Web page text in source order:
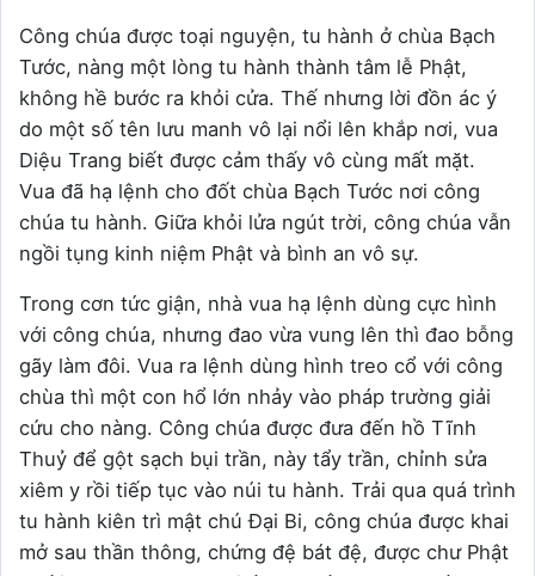
Công chúa được toại nguyện, tu hành ở chùa Bạch
Tước, nàng một lòng tu hành thành tâm lễ Phật,
không hề bước ra khỏi cửa. Thế nhưng lời đồn ác ý
do một số tên lưu manh vô lại nổi lên khắp nơi, vua
Diệu Trang biết được cảm thấy vô cùng mất mặt.
Vua đã hạ lệnh cho đốt chùa Bạch Tước nơi công
chúa tu hành. Giữa khỏi lửa ngút trời, công chúa vẫn
ngồi tụng kinh niệm Phật và bình an vô sự.
Trong cơn tức giận, nhà vua hạ lệnh dùng cực hình
với công chúa, nhưng đao vừa vung lên thì đao bỗng
gãy làm đôi. Vua ra lệnh dùng hình treo cổ với công
chùa thì một con hổ lớn nhảy vào pháp trường giải
cứu cho nàng. Công chúa được đưa đến hồ Tĩnh
Thuỷ để gột sạch bụi trần, này tẩy trần, chỉnh sửa
xiêm y rồi tiếp tục vào núi tu hành. Trải qua quá trình
tu hành kiên trì mật chú Đại Bi, công chúa được khai
mở sau thần thông, chứng đệ bát đệ, được chư Phật